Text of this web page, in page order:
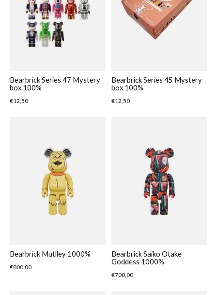
Bearbrick Series 47 Mystery
box 100%
€12,50
Bearbrick Series 45 Mystery
box 100%
€12,50
Bearbrick Mutlley 1000%
€800,00
Bearbrick Saiko Otake
Goddess 1000%
€700,00